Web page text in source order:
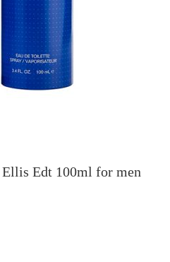
Edt 100ml for men